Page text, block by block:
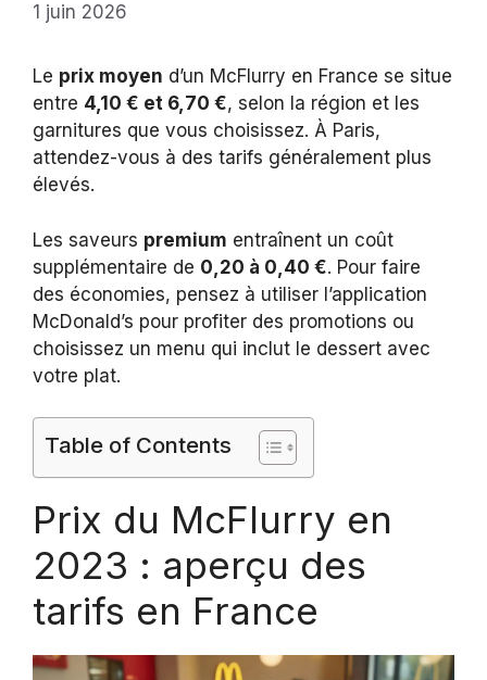
1 juin 2026
Le prix moyen d’un McFlurry en France se situe
entre 4,10 € et 6,70 €, selon la région et les
garnitures que vous choisissez. À Paris,
attendez-vous à des tarifs généralement plus
élevés.
Les saveurs premium entraînent un coût
supplémentaire de 0,20 à 0,40 €. Pour faire
des économies, pensez à utiliser l’application
McDonald’s pour profiter des promotions ou
choisissez un menu qui inclut le dessert avec
votre plat.
Table of Contents
Prix du McFlurry en
2023 : aperçu des
tarifs en France